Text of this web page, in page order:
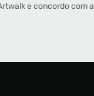
e concordo com a